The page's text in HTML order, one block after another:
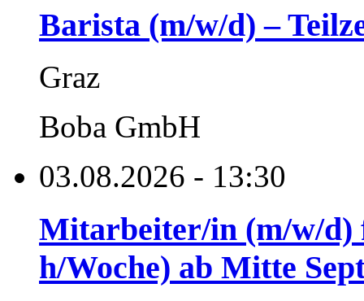
Barista (m/w/d) –
Graz
Boba GmbH
03.08.2026 - 13:30
Mitarbeiter/in (m/w/d)
h/Woche) ab Mitte